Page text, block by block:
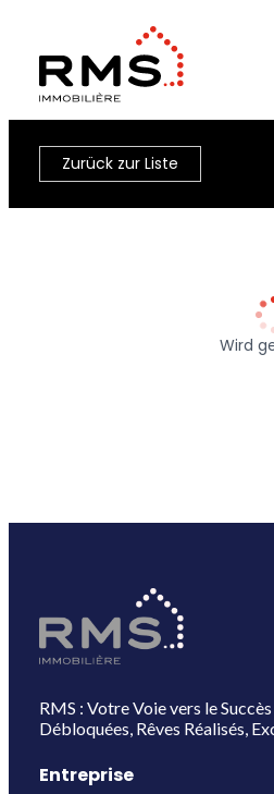
Zurück zur Liste
Wird
RMS : Votre Voie vers le
Débloquées, Rêves Réalisés,
Entreprise